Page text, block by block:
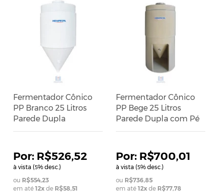
Fermentador Cônico
PP Branco 25 Litros
Parede Dupla
R$526,52
à vista (5% desc.)
R$554,23
em até12x de R$58,51
Fermentador Cônico
PP Bege 25 Litros
Parede Dupla com Pé
R$700,01
à vista (5% desc.)
R$736,85
em até 12xde R$77,78